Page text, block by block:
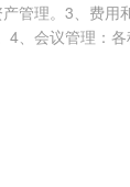
管理。3、费用
4、会议管理：